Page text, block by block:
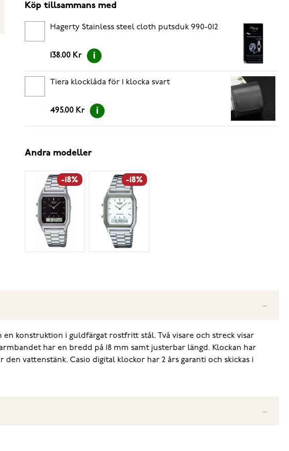
Köp tillsammans med
Hagerty Stainless steel cloth putsduk 990-012
138.00 Kr
Tiera klocklåda för 1 klocka svart
495.00 Kr
Andra modeller
-18% -18%
konstruktion i guldfärgat rostfritt stål. Två visare och streck visar
har en bredd på 18 mm samt justerbar längd. Klockan har
vattenstänk. Casio digital klockor har 2 års garanti och skickas i